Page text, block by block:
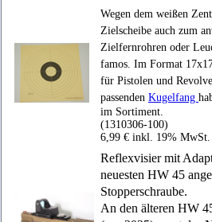
Wegen dem weißen
Zielscheibe auch zum
Zielfernrohren oder
famos. Im Format
für Pistolen und
passenden Kugelfang
im Sortiment.
(1310306-100)
6,99 € inkl. 19% MwSt.
Reflexvisier mit
neuesten HW 45
Stopperschraube.
An den älteren HW